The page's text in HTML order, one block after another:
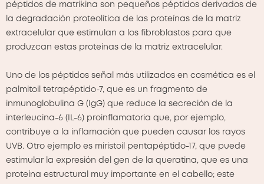
péptidos de matrikina son pequeños péptidos derivados de
la degradación proteolítica de las proteínas de la matriz
extracelular que estimulan a los fibroblastos para que
produzcan estas proteínas de la matriz extracelular.
Uno de los péptidos señal más utilizados en cosmética es el
palmitoil tetrapéptido-7, que es un fragmento de
inmunoglobulina G (IgG) que reduce la secreción de la
interleucina-6 (IL-6) proinflamatoria que, por ejemplo,
contribuye a la inflamación que pueden causar los rayos
UVB. Otro ejemplo es miristoil pentapéptido-17, que puede
estimular la expresión del gen de la queratina, que es una
proteína estructural muy importante en el cabello; este